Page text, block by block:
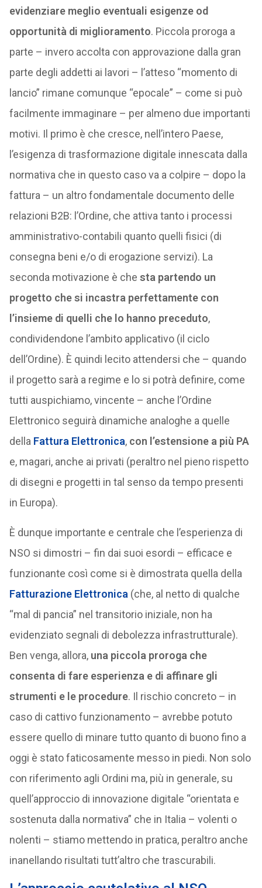
evidenziare meglio eventuali esigenze od
opportunità di miglioramento. Piccola proroga a
parte – invero accolta con approvazione dalla gran
parte degli addetti ai lavori – l’atteso “momento di
lancio” rimane comunque “epocale” – come si può
facilmente immaginare – per almeno due importanti
motivi. Il primo è che cresce, nell’intero Paese,
l’esigenza di trasformazione digitale innescata dalla
normativa che in questo caso va a colpire – dopo la
fattura – un altro fondamentale documento delle
relazioni B2B: l’Ordine, che attiva tanto i processi
amministrativo-contabili quanto quelli fisici (di
consegna beni e/o di erogazione servizi). La
seconda motivazione è che sta partendo un
progetto che si incastra perfettamente con
l’insieme di quelli che lo hanno preceduto,
condividendone l’ambito applicativo (il ciclo
dell’Ordine). È quindi lecito attendersi che – quando
il progetto sarà a regime e lo si potrà definire, come
tutti auspichiamo, vincente – anche l’Ordine
Elettronico seguirà dinamiche analoghe a quelle
della Fattura Elettronica, con l’estensione a più PA
e, magari, anche ai privati (peraltro nel pieno rispetto
di disegni e progetti in tal senso da tempo presenti
in Europa).
È dunque importante e centrale che l’esperienza di
NSO si dimostri – fin dai suoi esordi – efficace e
funzionante così come si è dimostrata quella della
Fatturazione Elettronica (che, al netto di qualche
“mal di pancia” nel transitorio iniziale, non ha
evidenziato segnali di debolezza infrastrutturale).
Ben venga, allora,una piccola proroga che
consenta di fare esperienza e di affinare gli
strumenti e le procedure. Il rischio concreto – in
caso di cattivo funzionamento – avrebbe potuto
essere quello di minare tutto quanto di buono fino a
oggi è stato faticosamente messo in piedi. Non solo
con riferimento agli Ordini ma, più in generale, su
quell’approccio di innovazione digitale “orientata e
sostenuta dalla normativa” che in Italia – volenti o
nolenti – stiamo mettendo in pratica, peraltro anche
inanellando risultati tutt’altro che trascurabili.